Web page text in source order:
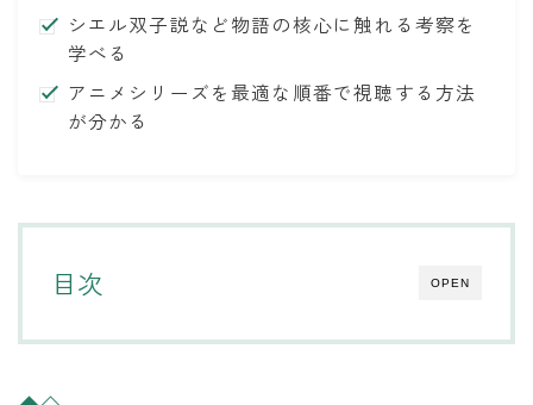
シエル双子説など物語の核心に触れる考察を
学べる
アニメシリーズを最適な順番で視聴する方法
が分かる
OPEN
目次